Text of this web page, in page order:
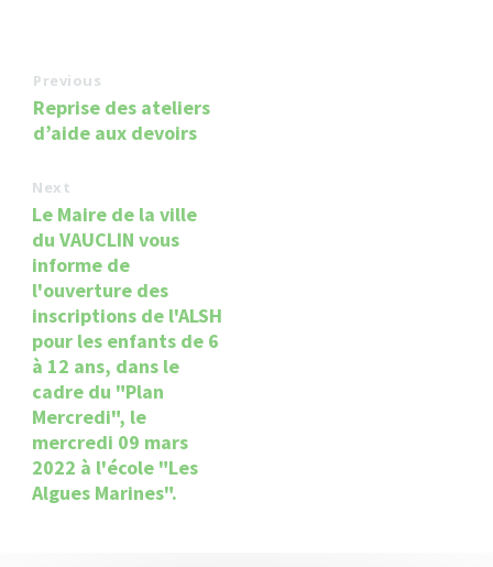
Previous
Reprise des ateliers
d’aide aux devoirs
Next
Le Maire de la ville
du VAUCLIN vous
informe de
l'ouverture des
inscriptions de l'ALSH
pour les enfants de 6
à 12 ans, dans le
cadre du "Plan
Mercredi", le
mercredi 09 mars
2022 à l'école "Les
Algues Marines".